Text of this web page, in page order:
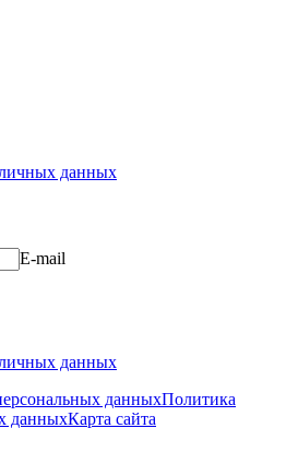
данных
E-mail
данных
данныхПолитика
данныхКарта сайта